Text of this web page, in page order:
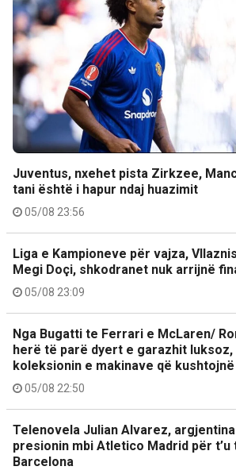
Juventus, nxehet pista Zirkzee,
tani është i hapur ndaj huazimit
05/08 23:56
Liga e Kampioneve për vajza,
Megi Doçi, shkodranet nuk arrijnë
05/08 23:09
Nga Bugatti te Ferrari e McLaren/
herë të parë dyert e garazhit luksoz,
koleksionin e makinave që
05/08 22:50
Telenovela Julian Alvarez,
presionin mbi Atletico Madrid për
Barcelona